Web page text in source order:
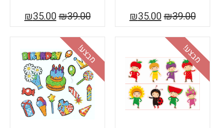
₪39.00
₪35.00
₪39.00
₪35.00
מבצע!